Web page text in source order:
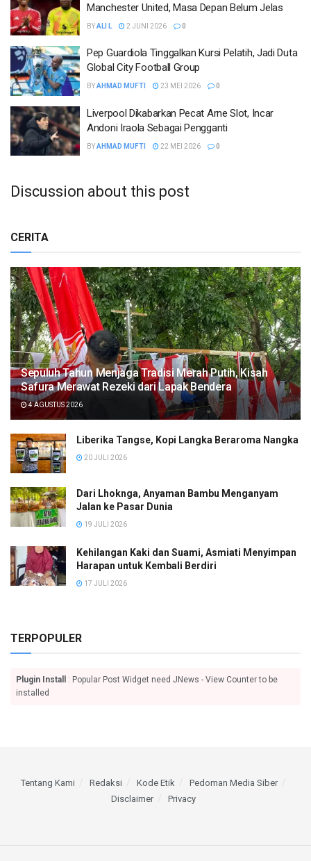
Manchester United, Masa Depan Belum Jelas
BYALI L 2 JUNI 2026 0
Pep Guardiola Tinggalkan Kursi Pelatih, Jadi Duta
Global City Football Group
BYAHMAD MUFTI 23 MEI 2026 0
Liverpool Dikabarkan Pecat Arne Slot, Incar
Andoni Iraola Sebagai Pengganti
BYAHMAD MUFTI 22 MEI 2026 0
Discussion about this post
CERITA
Sepuluh Tahun Menjaga Tradisi Merah Putih, Kisah
Safura Merawat Rezeki dari Lapak Bendera
4 AGUSTUS 2026
Liberika Tangse, Kopi Langka Beraroma Nangka
20 JULI 2026
Dari Lhoknga, Anyaman Bambu Menganyam
Jalan ke Pasar Dunia
19 JULI 2026
Kehilangan Kaki dan Suami, Asmiati Menyimpan
Harapan untuk Kembali Berdiri
17 JULI 2026
TERPOPULER
Plugin Install
: Popular Post Widget need JNews - View Counter to be
installed
Tentang Kami Redaksi Kode Etik
Pedoman Media Siber
Disclaimer
Privacy